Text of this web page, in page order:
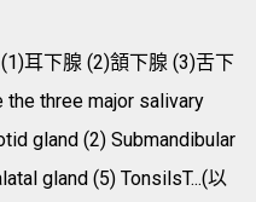
耳下腺 (2)頷下腺 (3)舌下
the three major salivary
gland (2) Submandibular
gland (5) TonsilsT...(以